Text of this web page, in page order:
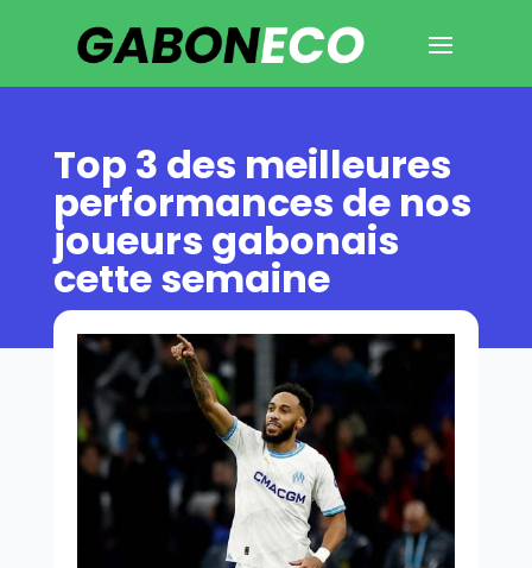
Top 3 des meilleures
performances de nos
joueurs gabonais
cette semaine